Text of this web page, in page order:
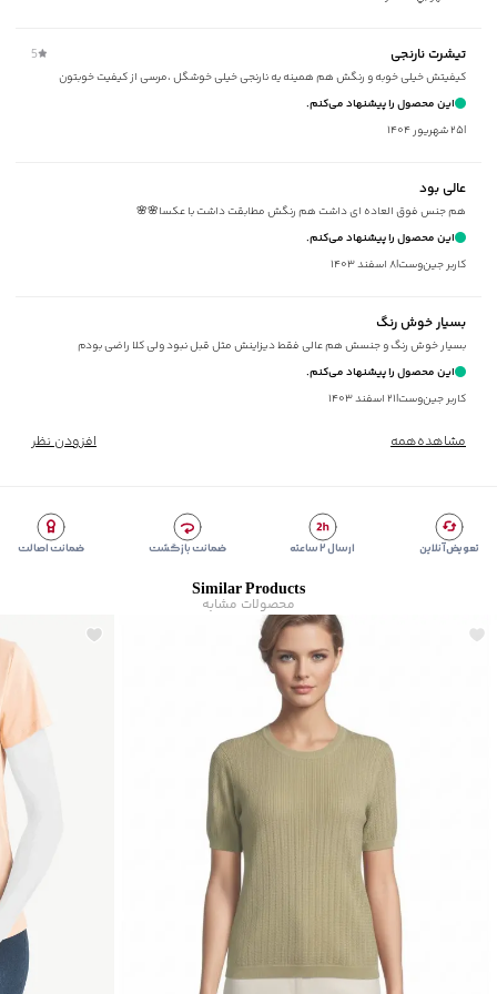
زیر گروه
تی شرت
تیشرت نارنجی 5
کیفیتش خیلی خوبه و رنگش هم همینه یه نارنجی خیلی خوشگل ،مرسی از کيفيت خوبتون
این محصول را پیشنهاد می‌کنم.
|۲۵ شهریور ۱۴۰۴
عالی بود
هم جنس فوق العاده ای داشت هم رنگش مطابقت داشت با عکسا🌸🌸
این محصول را پیشنهاد می‌کنم.
کاربر جین‌وست|۸ اسفند ۱۴۰۳
بسیار خوش رنگ
بسیار خوش رنگ و جنسش هم عالی فقط دیزاینش مثل قبل نبود ولی کلا راضی بودم
این محصول را پیشنهاد می‌کنم.
کاربر جین‌وست|۲۱ اسفند ۱۴۰۳
مشاهده‌همه افزودن نظر
تعویض آنلاین ارسال ۲ ساعته ضمانت بازگشت ضمانت اصالت
Similar Products
محصولات مشابه